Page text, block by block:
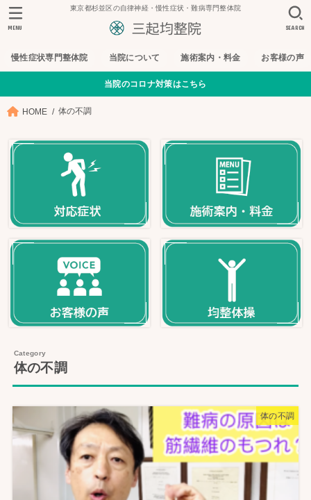
東京都杉並区の自律神経・慢性症状・難病専門整体院
慢性症状専門整体院 当院について 施術案内・料金 お客様の声
SEARCH
MENU
当院のコロナ対策はこちら
HOME 体の不調
体の不調
体の不調